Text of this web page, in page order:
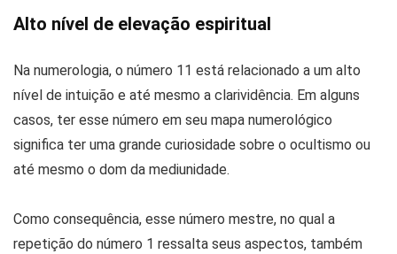
Alto nível de elevação espiritual
Na numerologia, o número 11 está relacionado a um alto
nível de intuição e até mesmo a clarividência. Em alguns
casos, ter esse número em seu mapa numerológico
significa ter uma grande curiosidade sobre o ocultismo ou
até mesmo o dom da mediunidade.
Como consequência, esse número mestre, no qual a
repetição do número 1 ressalta seus aspectos, também